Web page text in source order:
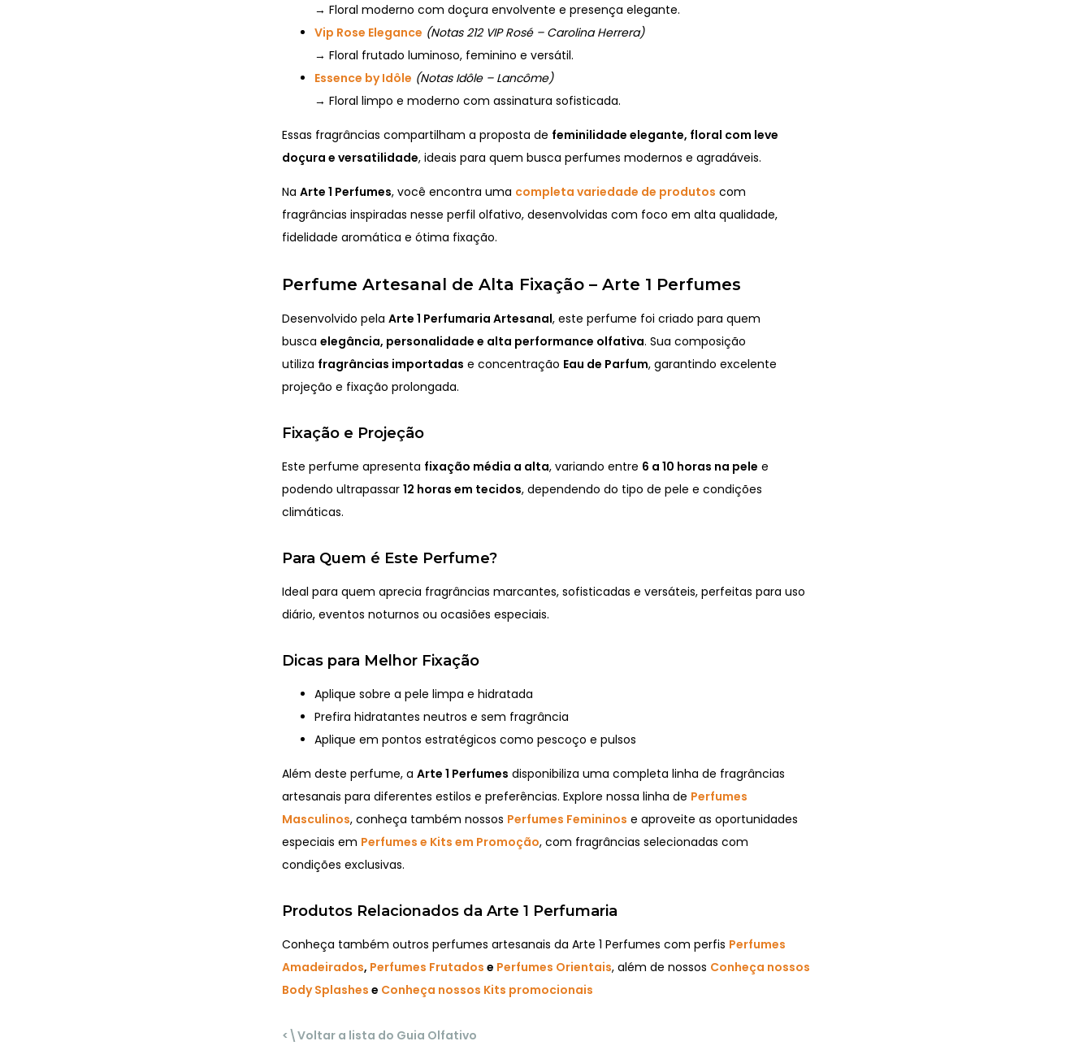
→ Floral moderno com doçura envolvente e presença elegante.
Vip Rose Elegance (Notas 212 VIP Rosé – Carolina Herrera)
→ Floral frutado luminoso, feminino e versátil.
Essence by Idôle (Notas Idôle – Lancôme)
→ Floral limpo e moderno com assinatura sofisticada.
Essas fragrâncias compartilham a proposta de feminilidade elegante, floral com leve
doçura e versatilidade, ideais para quem busca perfumes modernos e agradáveis.
Na Arte 1 Perfumes, você encontra uma completa variedade de produtos com
fragrâncias inspiradas nesse perfil olfativo, desenvolvidas com foco em alta qualidade,
fidelidade aromática e ótima fixação.
Perfume Artesanal de Alta Fixação – Arte 1 Perfumes
Desenvolvido pela Arte 1 Perfumaria Artesanal, este perfume foi criado para quem
busca elegância, personalidade e alta performance olfativa. Sua composição
utiliza fragrâncias importadas e concentração Eau de Parfum, garantindo excelente
projeção e fixação prolongada.
Fixação e Projeção
Este perfume apresenta fixação média a alta, variando entre 6 a 10 horas na pele e
podendo ultrapassar 12 horas em tecidos, dependendo do tipo de pele e condições
climáticas.
Para Quem é Este Perfume?
Ideal para quem aprecia fragrâncias marcantes, sofisticadas e versáteis, perfeitas para uso
diário, eventos noturnos ou ocasiões especiais.
Dicas para Melhor Fixação
Aplique sobre a pele limpa e hidratada
Prefira hidratantes neutros e sem fragrância
Aplique em pontos estratégicos como pescoço e pulsos
Além deste perfume, a Arte 1 Perfumes disponibiliza uma completa linha de fragrâncias
artesanais para diferentes estilos e preferências. Explore nossa linha de Perfumes
Masculinos, conheça também nossos Perfumes Femininos e aproveite as oportunidades
especiais em Perfumes e Kits em Promoção, com fragrâncias selecionadas com
condições exclusivas.
Produtos Relacionados da Arte 1 Perfumaria
Conheça também outros perfumes artesanais da Arte 1 Perfumes com perfis Perfumes
Amadeirados, Perfumes Frutados e Perfumes Orientais, além de nossos Conheça nossos
Body Splashes e Conheça nossos Kits promocionais
<\Voltar a lista do Guia Olfativo